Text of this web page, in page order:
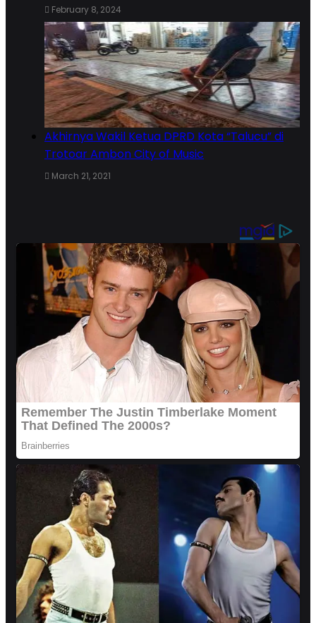
February 8, 2024
Akhirnya Wakil Ketua DPRD Kota “Talucu” di
Trotoar Ambon City of Music
March 21, 2021